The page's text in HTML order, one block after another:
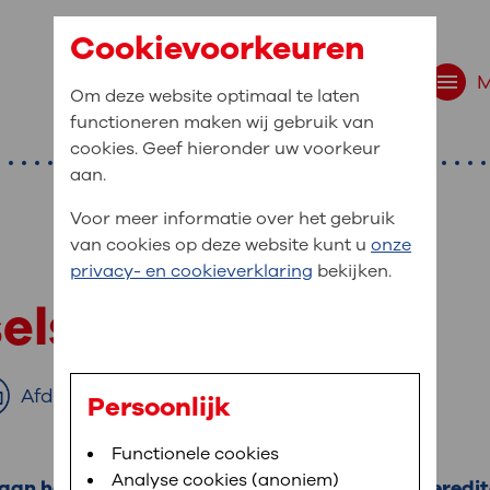
navigatie
bent u naar op
Bloedafname,MijnOLVG,Digitalisering
medische gegevens
In MijnOLVG kunt u uw medische
het u uitkomt. OLVG breidt MijnOLVG
op de botten
Afdrukken
Cookievoorkeuren
Om deze website optimaal te laten
functioneren maken wij gebruik van
cookies. Geef hieronder uw voorkeur
aan.
Voor meer informatie over het gebruik
van cookies op deze website kunt u onze
privacy- en cookieverklaring bekijken.
Persoonlijk
Functionele cookies
Analyse cookies (anoniem)